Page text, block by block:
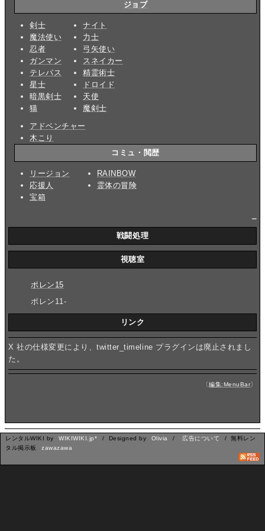
ジョブ
剣士
魔法使い
忍者
ガンマン
テレパス
星士
暗黒剣士
猫
ナイト
力士
弓矢使い
スネイカー
精霊術士
ドロイド
天使
魔剣士
アドベンチャー
木こり
コミュ・閲歴
リージョン
応援人
宝箱
RAINBOW
霊体の冒険
戦闘処理
視聴室
ポレン15
ポレン11-
リンク
X 社の仕様変更により、twitter_timeline プラグインは廃止されまし
た。
〔編集:MenuBar〕
レンタルWIKI by WIKIWIKI.jp* / Designed by Olivia / 広告について
/ 無料レン
タル掲示板
zawazawa